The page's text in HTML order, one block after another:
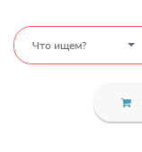
Что ищем?